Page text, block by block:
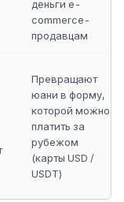
деньги e-
commerce-
продавцам
Превращают
юани в форму,
которой можно
платить за
рубежом
(карты USD /
USDT)